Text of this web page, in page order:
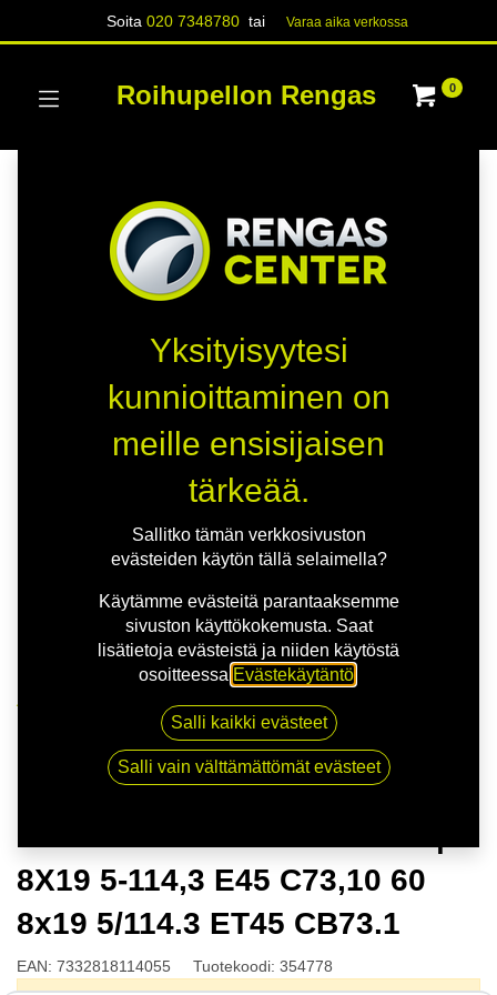
Soita020 7348780 tai Varaa aika verk​​​​ossa
Roihupellon Rengas 0
NITRO APEX FF M.BRONZE | 8X19 5-114,3 E45
C73,10 60 8x19 5/114.3 ET45 CB73.1
8X19 5-114,3 E45 C73,10 60
8x19 5/114.3 ET45 CB73.1
EAN: 7332818114055 Tuotekoodi: 354778
Yksityisyytesi
kunnioittaminen on
meille ensisijaisen
tärkeää.
Sallitko tämän verkkosivuston
evästeiden käytön tällä selaimella?
Käytämme evästeitä parantaaksemme
sivuston käyttökokemusta. Saat
lisätietoja evästeistä ja niiden käytöstä
osoitteessa Evästekäytäntö
Salli kaikki evästeet
Salli vain välttämättömät evästeet